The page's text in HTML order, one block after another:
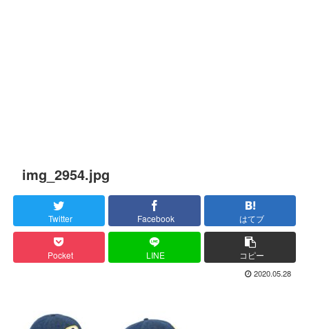
img_2954.jpg
Twitter Facebook はてブ
Pocket LINE コピー
2020.05.28